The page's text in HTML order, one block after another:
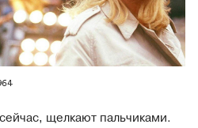
щелкают пальчиками.